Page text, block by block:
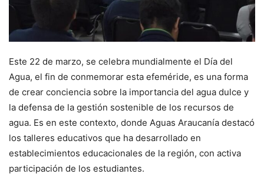
Este 22 de marzo, se celebra mundialmente el Día del
Agua, el fin de conmemorar esta efeméride, es una forma
de crear conciencia sobre la importancia del agua dulce y
la defensa de la gestión sostenible de los recursos de
agua. Es en este contexto, donde Aguas Araucanía destacó
los talleres educativos que ha desarrollado en
establecimientos educacionales de la región, con activa
participación de los estudiantes.